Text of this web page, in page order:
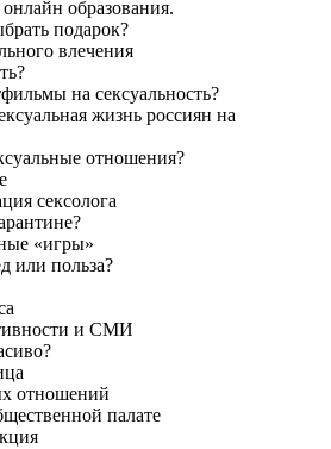
образования.
подарок?
влечения
на сексуальность?
жизнь россиян на
отношения?
сексолога
«игры»
или польза?
и СМИ
отношений
палате